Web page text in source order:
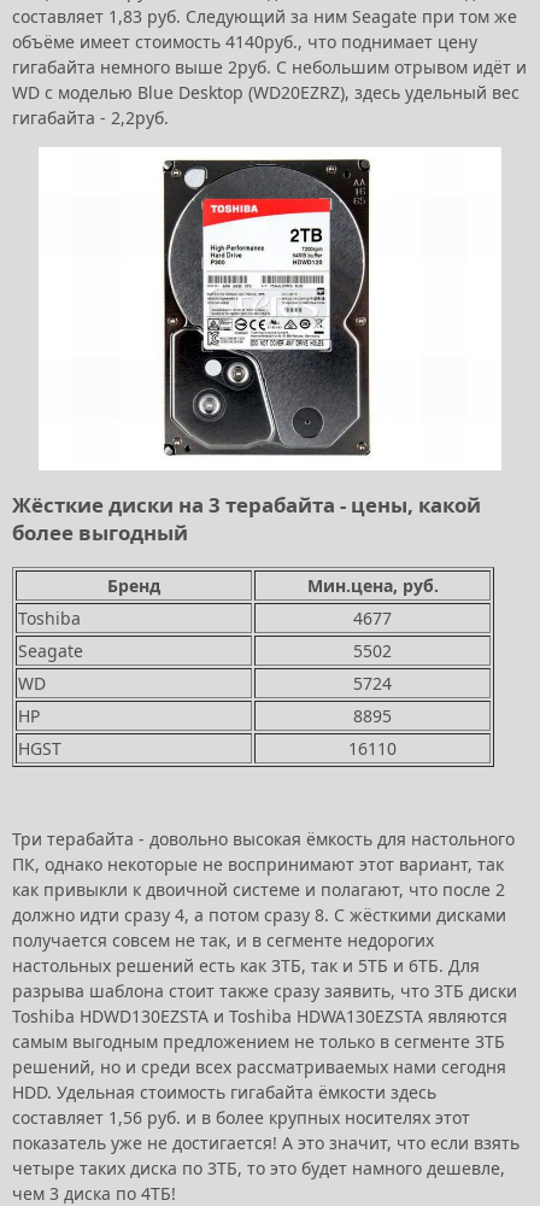
составляет 1,83 руб. Следующий за ним Seagate при том же
объёме имеет стоимость 4140руб., что поднимает цену
гигабайта немного выше 2руб. С небольшим отрывом идёт и
WD с моделью Blue Desktop (WD20EZRZ), здесь удельный вес
гигабайта - 2,2руб.
Жёсткие диски на 3 терабайта - цены, какой
более выгодный
Бренд
Мин.цена, руб.
Toshiba
4677
Seagate
5502
WD
5724
HP
8895
HGST
16110
Три терабайта - довольно высокая ёмкость для настольного
ПК, однако некоторые не воспринимают этот вариант, так
как привыкли к двоичной системе и полагают, что после 2
должно идти сразу 4, а потом сразу 8. С жёсткими дисками
получается совсем не так, и в сегменте недорогих
настольных решений есть как 3ТБ, так и 5ТБ и 6ТБ. Для
разрыва шаблона стоит также сразу заявить, что 3ТБ диски
Toshiba HDWD130EZSTA и Toshiba HDWA130EZSTA являются
самым выгодным предложением не только в сегменте 3ТБ
решений, но и среди всех рассматриваемых нами сегодня
HDD. Удельная стоимость гигабайта ёмкости здесь
составляет 1,56 руб. и в более крупных носителях этот
показатель уже не достигается! А это значит, что если взять
четыре таких диска по 3ТБ, то это будет намного дешевле,
чем 3 диска по 4ТБ!